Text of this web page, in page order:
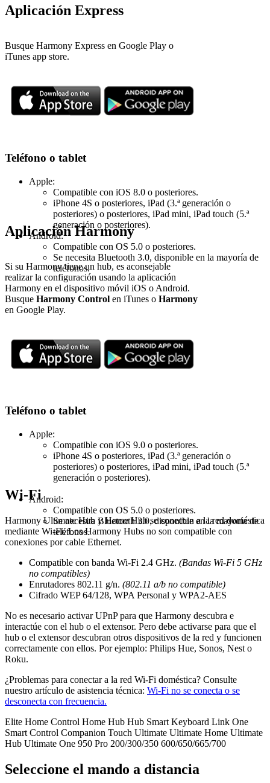
Aplicación Express
Busque Harmony Express en Google Play o
iTunes app store.
Teléfono o tablet
Apple:
Compatible con iOS 8.0 o posteriores.
iPhone 4S o posteriores, iPad (3.ª generación o
posteriores) o posteriores, iPad mini, iPad touch (5.ª
generación o posteriores).
Android:
Compatible con OS 5.0 o posteriores.
Se necesita Bluetooth 3.0, disponible en la mayoría de
teléfonos.
Aplicación Harmony
Si su Harmony tiene un hub, es aconsejable
realizar la configuración usando la aplicación
Harmony en el dispositivo móvil iOS o Android.
Busque Harmony Control en iTunes o Harmony
en Google Play.
Teléfono o tablet
Apple:
Compatible con iOS 9.0 o posteriores.
iPhone 4S o posteriores, iPad (3.ª generación o
posteriores) o posteriores, iPad mini, iPad touch (5.ª
generación o posteriores).
Android:
Compatible con OS 5.0 o posteriores.
Se necesita Bluetooth 3.0, disponible en la mayoría de
teléfonos.
Wi-Fi
Harmony Ultimate Hub y Home Hub se conectan a la red doméstica
mediante Wi-Fi. Los Harmony Hubs no son compatible con
conexiones por cable Ethernet.
Compatible con banda Wi-Fi 2.4 GHz. (Bandas Wi-Fi 5 GHz
no compatibles)
Enrutadores 802.11 g/n. (802.11 a/b no compatible)
Cifrado WEP 64/128, WPA Personal y WPA2-AES
No es necesario activar UPnP para que Harmony descubra e
interactúe con el hub o el extensor. Pero debe activarse para que el
hub o el extensor descubran otros dispositivos de la red y funcionen
correctamente con ellos. Por ejemplo: Philips Hue, Sonos, Nest o
Roku.
¿Problemas para conectar a la red Wi-Fi doméstica? Consulte
nuestro artículo de asistencia técnica: Wi-Fi no se conecta o se
desconecta con frecuencia.
Elite Home Control Home Hub Hub Smart Keyboard Link One
Smart Control Companion Touch Ultimate Ultimate Home Ultimate
Hub Ultimate One 950 Pro 200/300/350 600/650/665/700
Seleccione el mando a distancia